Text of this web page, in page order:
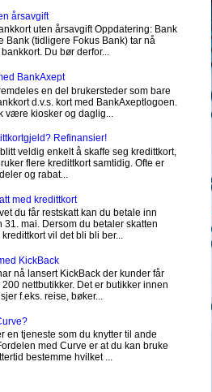
årsavgift
uten årsavgift Oppdatering: Bank
Bank (tidligere Fokus Bank) tar nå
Du bør derfor...
BankAxept
en del brukersteder som bare
d.v.s. kort med BankAxeptlogoen.
være kiosker og daglig...
Refinansier!
veldig enkelt å skaffe seg kredittkort,
flere kredittkort samtidig. Ofte er
og rabat...
med kredittkort
du får restskatt kan du betale inn
31. mai. Dersom du betaler skatten
vil det bli bli ber...
KickBack
nå lansert KickBack der kunder får
nettbutikker. Det er butikker innen
f.eks. reise, bøker...
en tjeneste som du knytter til ande
med Curve er at du kan bruke
bestemme hvilket ...